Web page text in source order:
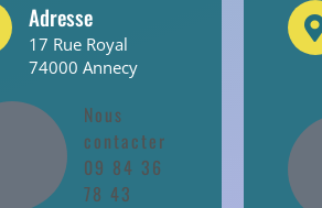
Adresse
17 Rue Royal
74000 Annecy
Nous
contacter
09 84 36
78 43